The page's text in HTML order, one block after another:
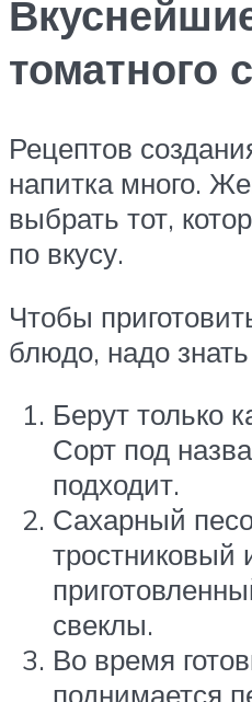
томатного
Рецептов
напитка много.
выбрать тот,
по вкусу.
Чтобы
блюдо, надо
Берут только
Сорт под
подходит.
Сахарный
тростниковый
свеклы.
Во время
поднимается